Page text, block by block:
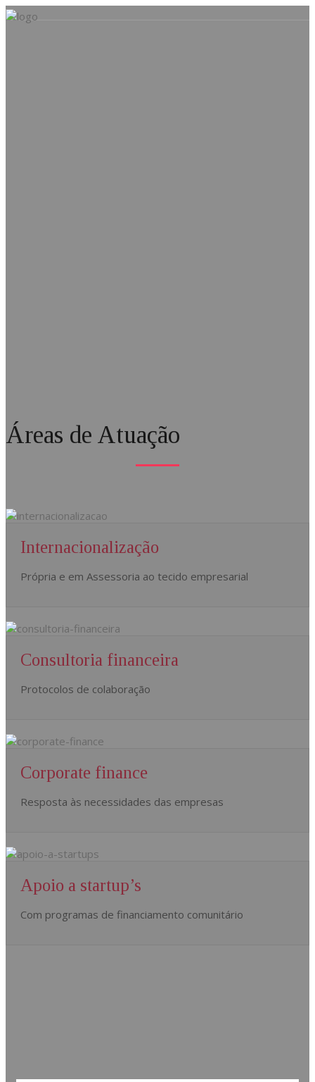
Áreas de Atuação
Internacionalização
Própria e em Assessoria ao tecido empresarial
Consultoria financeira
Protocolos de colaboração
Corporate finance
Resposta às necessidades das empresas
Apoio a startup’s
Com programas de financiamento comunitário